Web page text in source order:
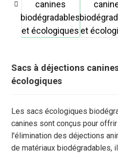
Sacs à déjections
écologiques
Les sacs écologiques
canines sont conçus pour
l'élimination des déjections
de matériaux biodégradables,